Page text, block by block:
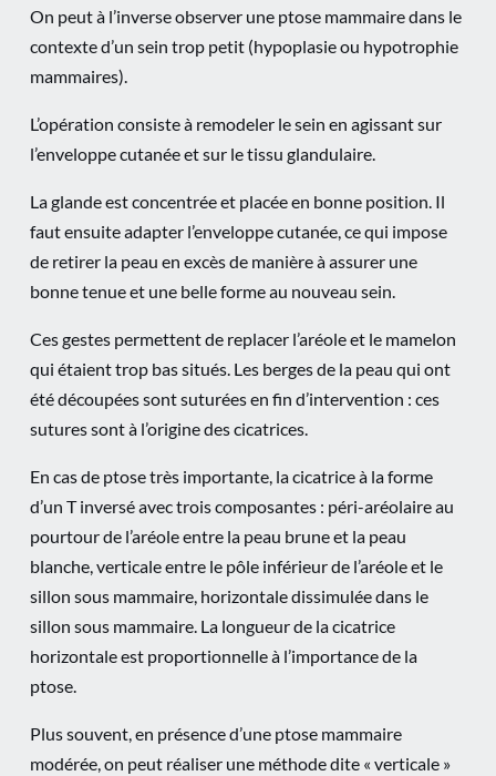
On peut à l’inverse observer une ptose mammaire dans le
contexte d’un sein trop petit (hypoplasie ou hypotrophie
mammaires).
L’opération consiste à remodeler le sein en agissant sur
l’enveloppe cutanée et sur le tissu glandulaire.
La glande est concentrée et placée en bonne position. Il
faut ensuite adapter l’enveloppe cutanée, ce qui impose
de retirer la peau en excès de manière à assurer une
bonne tenue et une belle forme au nouveau sein.
Ces gestes permettent de replacer l’aréole et le mamelon
qui étaient trop bas situés. Les berges de la peau qui ont
été découpées sont suturées en fin d’intervention : ces
sutures sont à l’origine des cicatrices.
En cas de ptose très importante, la cicatrice à la forme
d’un T inversé avec trois composantes : péri-aréolaire au
pourtour de l’aréole entre la peau brune et la peau
blanche, verticale entre le pôle inférieur de l’aréole et le
sillon sous mammaire, horizontale dissimulée dans le
sillon sous mammaire. La longueur de la cicatrice
horizontale est proportionnelle à l’importance de la
ptose.
Plus souvent, en présence d’une ptose mammaire
modérée, on peut réaliser une méthode dite « verticale »